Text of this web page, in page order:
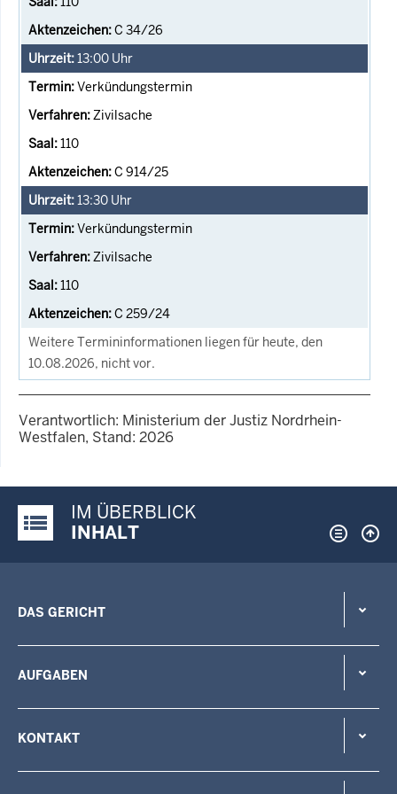
C 34/26
13:00 Uhr
Verkündungstermin
Zivilsache
110
C 914/25
13:30 Uhr
Verkündungstermin
Zivilsache
110
C 259/24
Weitere Termininformationen liegen für heute, den
10.08.2026, nicht vor.
Verantwortlich: Ministerium der Justiz Nordrhein-
Westfalen, Stand: 2026
Justiz-Portal im Überblick:
IM ÜBERBLICK
INHALT
DAS GERICHT
AUFGABEN
KONTAKT